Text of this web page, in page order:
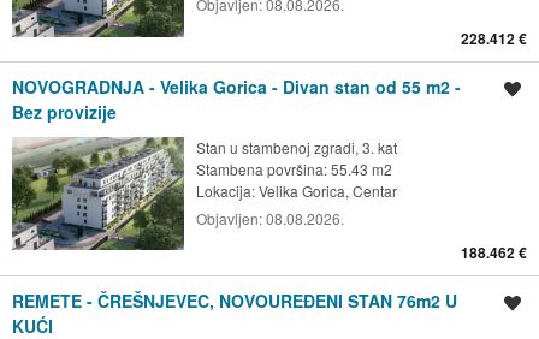
228.412 €
NOVOGRADNJA - Velika Gorica - Divan stan od 55 m2 -
Bez provizije
Stan u stambenoj zgradi, 3. kat
Stambena površina: 55.43 m2
Lokacija:Velika Gorica, Centar
Objavljen:08.08.2026.
188.462 €
REMETE - ČREŠNJEVEC, NOVOUREĐENI STAN 76m2 U
KUĆI